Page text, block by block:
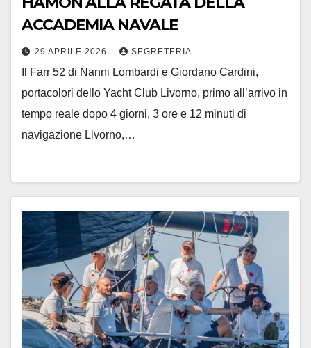
ACCADEMIA NAVALE
29 APRILE 2026 SEGRETERIA
Il Farr 52 di Nanni Lombardi e Giordano Cardini,
portacolori dello Yacht Club Livorno, primo all’arrivo in
tempo reale dopo 4 giorni, 3 ore e 12 minuti di
navigazione Livorno,…